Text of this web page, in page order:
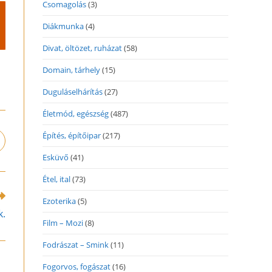
Csomagolás(3)
Diákmunka(4)
Divat, öltözet, ruházat(58)
Domain, tárhely(15)
Duguláselhárítás(27)
Életmód, egészség(487)
Építés, építőipar(217)
Esküvő (41)
Étel, ital(73)
Ezoterika(5)
Film – Mozi(8)
Fodrászat – Smink(11)
Fogorvos, fogászat(16)